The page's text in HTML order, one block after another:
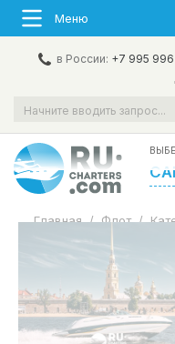
Меню
в России: +7 995
Главная / Флот /